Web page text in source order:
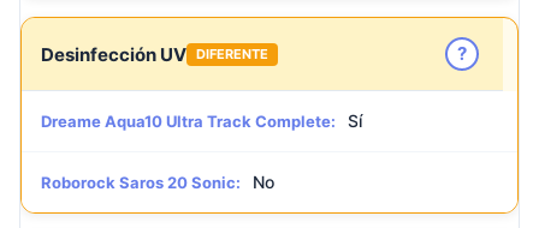
Desinfección UV DIFERENTE ?
Dreame Aqua10 Ultra Track Complete: Sí
Roborock Saros 20 Sonic: No